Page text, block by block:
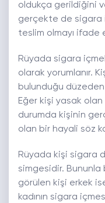
oldukça gerildiğini
gerçekte de sigara
teslim olmayı ifade
Rüyada sigara
olarak yorumlanır.
bulunduğu düzeden
Eğer kişi yasak
durumda kişinin
olan bir hayali söz
Rüyada kişi sigara
simgesidir.
görülen kişi erkek
kadının sigara